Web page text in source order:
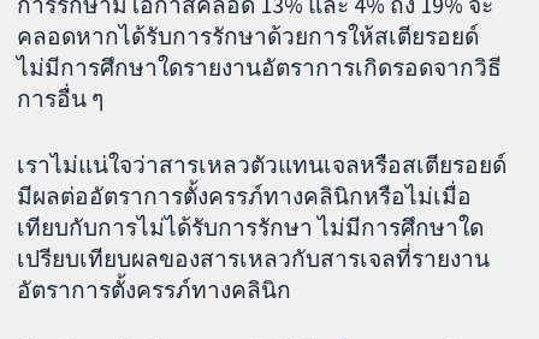
คลอดหากได้รับการรักษาด้วยการให้สเตียรอยด์
ไม่มีการศึกษาใดรายงานอัตราการเกิดรอดจากวิธี
การอื่น ๆ
เราไม่แน่ใจว่าสารเหลวตัวแทนเจลหรือสเตียรอยด์
มีผลต่ออัตราการตั้งครรภ์ทางคลินิกหรือไม่เมื่อ
เทียบกับการไม่ได้รับการรักษา ไม่มีการศึกษาใด
เปรียบเทียบผลของสารเหลวกับสารเจลที่รายงาน
อัตราการตั้งครรภ์ทางคลินิก